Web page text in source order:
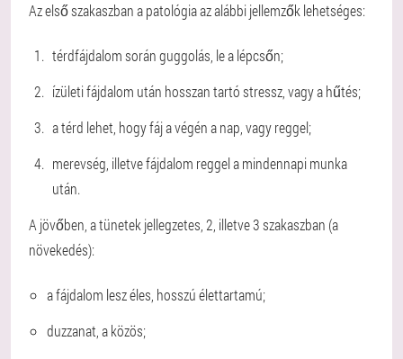
Az első szakaszban a patológia az alábbi jellemzők lehetséges:
térdfájdalom során guggolás, le a lépcsőn;
ízületi fájdalom után hosszan tartó stressz, vagy a hűtés;
a térd lehet, hogy fáj a végén a nap, vagy reggel;
merevség, illetve fájdalom reggel a mindennapi munka
után.
A jövőben, a tünetek jellegzetes, 2, illetve 3 szakaszban (a
növekedés):
a fájdalom lesz éles, hosszú élettartamú;
duzzanat, a közös;